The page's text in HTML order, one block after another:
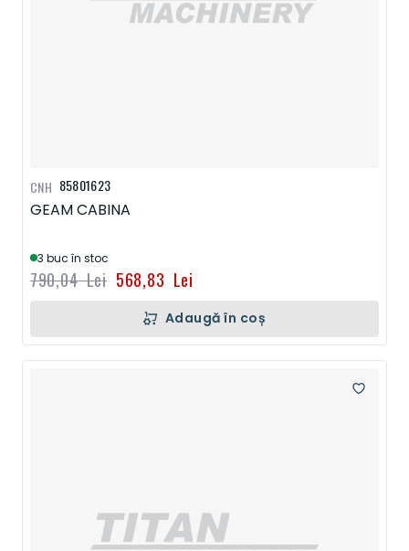
85801623
GEAM CABINA
3 buc în stoc
568,83 Lei
790,04 Lei
CNH
Adaugă în coș